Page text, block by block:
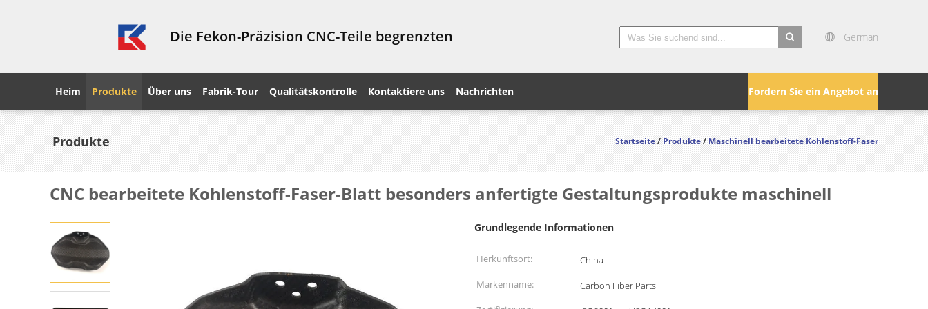
Die Fekon-Präzision CNC-Teile begrenzten German
Fordern Sie ein Angebot an
Heim Produkte Über uns Fabrik-Tour Qualitätskontrolle Kontaktiere uns Nachrichten
Produkte Startseite/Produkte/Maschinell bearbeitete Kohlenstoff-Faser
CNC bearbeitete Kohlenstoff-Faser-Blatt besonders anfertigte Gestaltungsprodukte maschinell
Grundlegende Informationen
Herkunftsort:
China
Markenname:
Carbon Fiber Parts